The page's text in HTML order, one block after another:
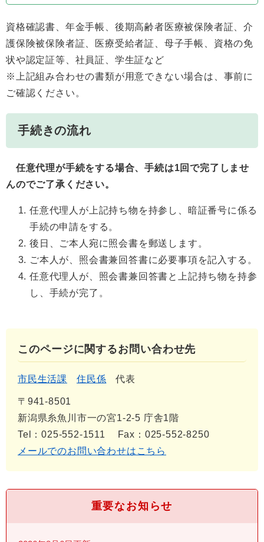
資格確認書、年金手帳、後期高齢者医療被保険者証、介
護保険被保険者証、医療受給者証、母子手帳、資格の免
状や認定証等、社員証、学生証など
※上記組み合わせの書類が用意できない場合は、事前に
ご確認ください。
手続きの流れ
任意代理が手続をする場合、手続は1回で完了しませ
んのでご了承ください。
任意代理人が上記持ち物を持参し、暗証番号に係る
手続の申請をする。
後日、ご本人宛に照会書を郵送します。
ご本人が、照会書兼回答書に必要事項を記入する。
任意代理人が、照会書兼回答書と上記持ち物を持参
し、手続が完了。
このページに関するお問い合わせ先
市民生活課 住民係 代表
〒941-8501
新潟県糸魚川市一の宮1-2-5 庁舎1階
Tel：025-552-1511
Fax：025-552-8250
メールでのお問い合わせはこちら
重要なお知らせ